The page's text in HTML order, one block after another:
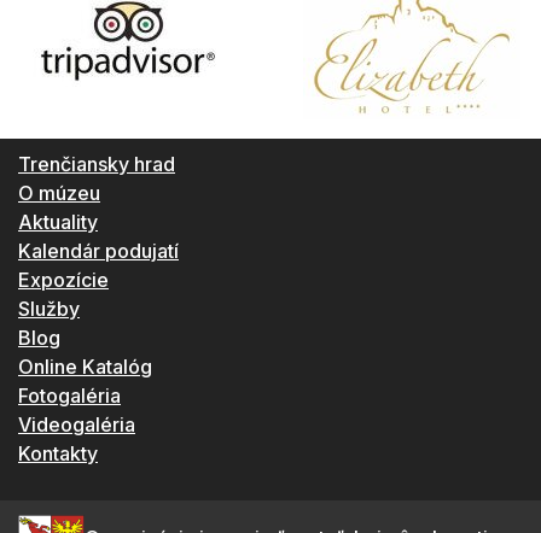
Trenčiansky hrad
O múzeu
Aktuality
Kalendár podujatí
Expozície
Služby
Blog
Online Katalóg
Fotogaléria
Videogaléria
Kontakty